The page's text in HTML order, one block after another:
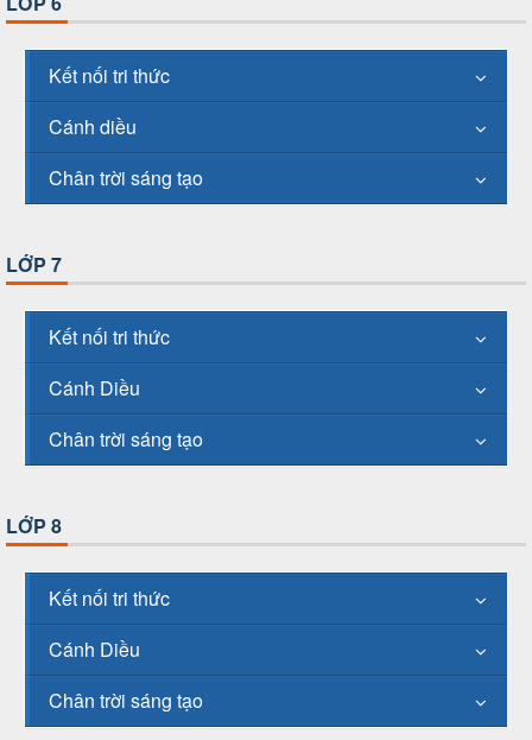
Kết nối tri thức
Cánh diều
Chân trời sáng tạo
LỚP 7
Kết nối tri thức
Cánh Diều
Chân trời sáng tạo
LỚP 8
Kết nối tri thức
Cánh Diều
Chân trời sáng tạo